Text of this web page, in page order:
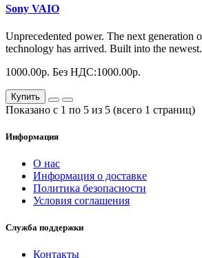
Sony VAIO
Unprecedented power. The next generation
technology has arrived. Built into the
1000.00р. Без НДС:1000.00р.
Купить
Показано с 1 по 5 из 5 (всего 1 страниц)
Информация
О нас
Информация о доставке
Политика безопасности
Условия соглашения
Служба поддержки
Контакты